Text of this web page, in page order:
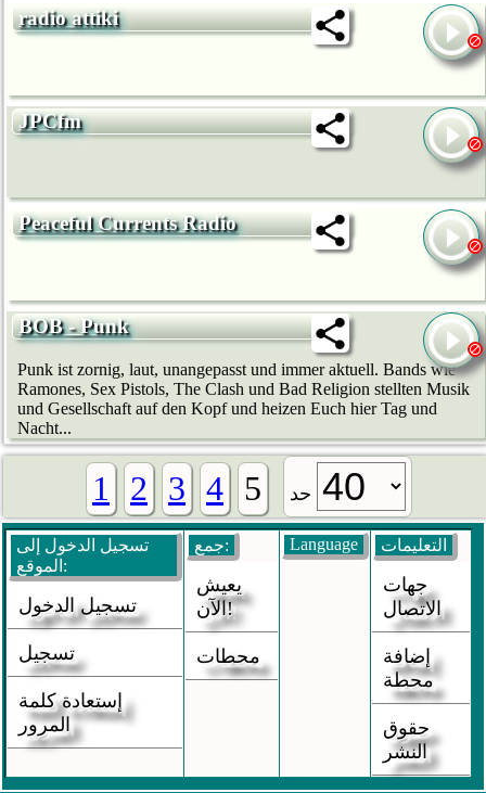
radio attiki
JPCfm
Peaceful Currents Radio
BOB - Punk
Punk ist zornig, laut, unangepasst und immer aktuell. Bands wie
Ramones, Sex Pistols, The Clash und Bad Religion stellten Musik
und Gesellschaft auf den Kopf und heizen Euch hier Tag und
Nacht...
1 2 3 4 5 حد
تسجيل الدخول إلى
الموقع:
تسجيل الدخول
تسجيل
إستعادة كلمة
المرور
جمع:
يعيش
الآن!
محطات
Language التعليمات
جهات
الاتصال
إضافة
محطة
حقوق
النشر